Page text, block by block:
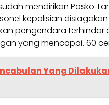
mendirikan Posko
kepolisian
pengendara terhindar
yang mencapai. 60
Yang